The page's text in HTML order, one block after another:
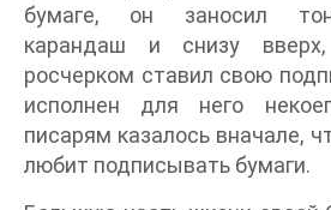
бумаге, он заносил
карандаш и снизу
росчерком ставил свою
исполнен для него
писарям казалось вначале,
любит подписывать бумаги.